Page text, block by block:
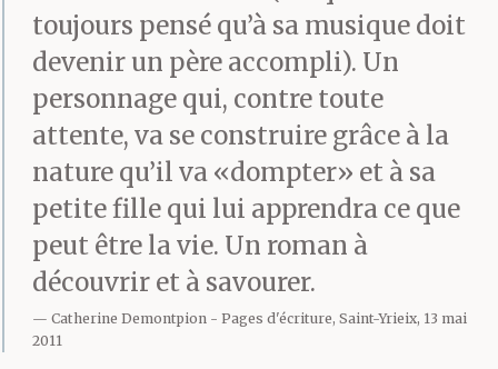
séparaient.
Le chalet émergeait
dans mes mains, et au
loin, la ligne des toits
poussait au ciel des
lambeaux de fumée
grise.
toujours pensé qu’à sa musique doit
devenir un père accompli). Un
personnage qui, contre toute
attente, va se construire grâce à la
nature qu’il va «dompter» et à sa
petite fille qui lui apprendra ce que
peut être la vie. Un roman à
découvrir et à savourer.
Catherine Demontpion
Pages d'écriture, Saint-Yrieix, 13 mai
2011